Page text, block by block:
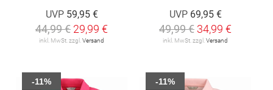
UVP 59,95 €
44,99 € 29,99 €
inkl. MwSt. zzgl. Versand
UVP 69,95 €
49,99 € 34,99 €
inkl. MwSt. zzgl. Versand
-11% -11%